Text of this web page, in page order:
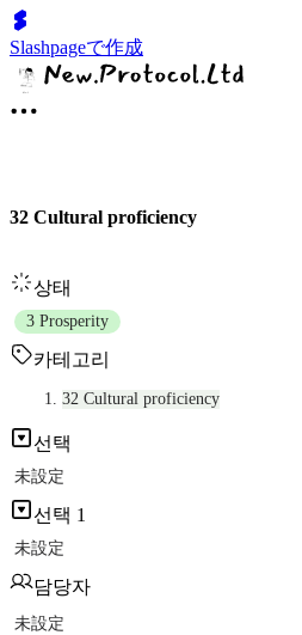
Slashpageで作成
32 Cultural proficiency
상태
3 Prosperity
카테고리
32 Cultural proficiency
선택
未設定
선택 1
未設定
담당자
未設定